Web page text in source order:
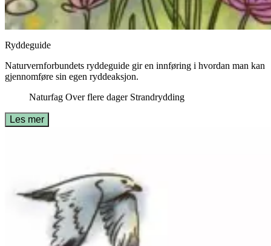
Ryddeguide
Naturvernforbundets ryddeguide gir en innføring i hvordan man kan
gjennomføre sin egen ryddeaksjon.
Naturfag Over flere dager Strandrydding
Les mer